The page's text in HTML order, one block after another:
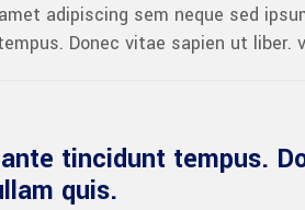
adipiscing sem neque sed
Donec vitae sapien ut liber.
tincidunt tempus.
quis.